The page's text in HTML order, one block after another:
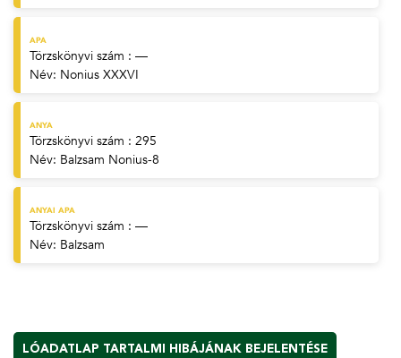
APA
Törzskönyvi szám : —
Név: Nonius XXXVI
ANYA
Törzskönyvi szám : 295
Név: Balzsam Nonius-8
ANYAI APA
Törzskönyvi szám : —
Név: Balzsam
LÓADATLAP TARTALMI HIBÁJÁNAK BEJELENTÉSE